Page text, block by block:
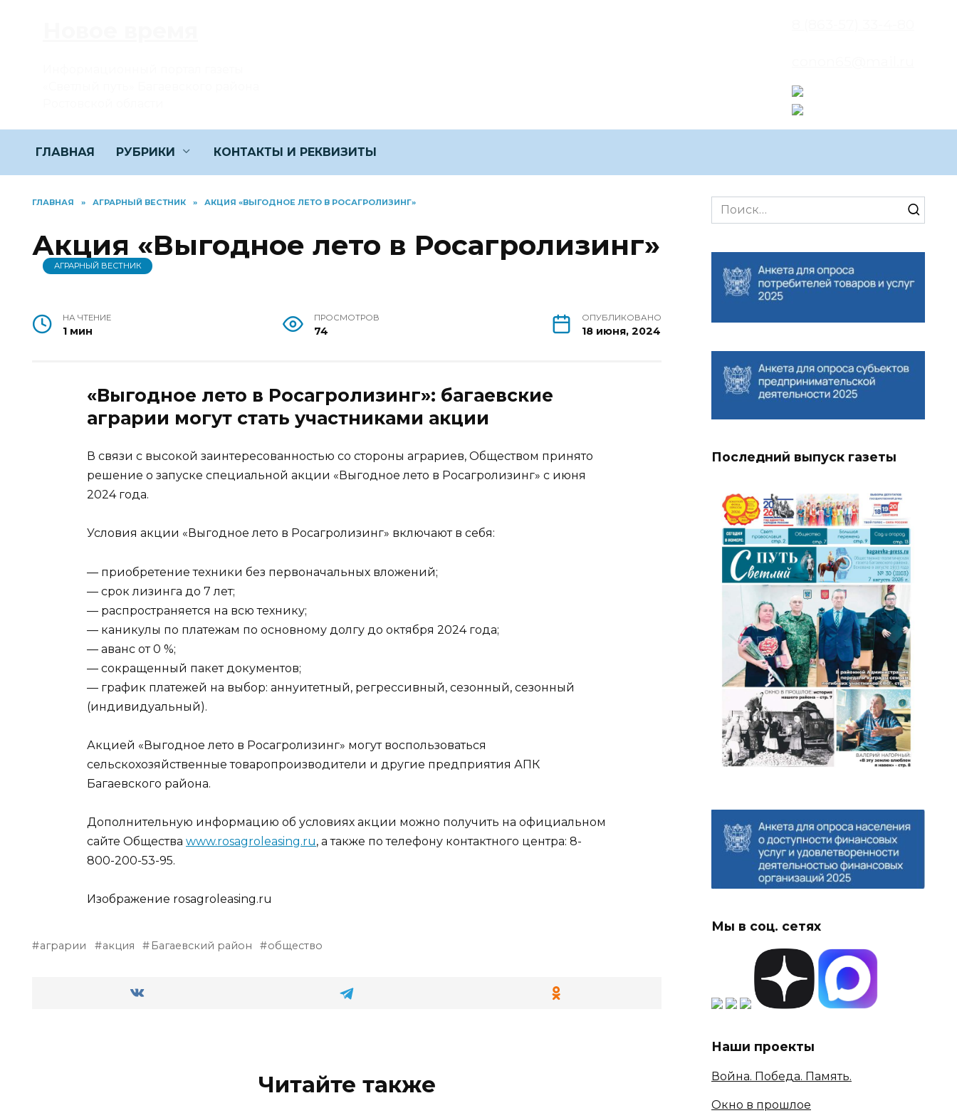
ГЛАВНАЯ РУБРИКИ КОНТАКТЫ И РЕКВИЗИТЫ
ГЛАВНАЯ » АГРАРНЫЙ ВЕСТНИК » АКЦИЯ «ВЫГОДНОЕ ЛЕТО В РОСАГРОЛИЗИНГ»
Акция «Выгодное лето в Росагролизинг»
АГРАРНЫЙ ВЕСТНИК
НА ЧТЕНИЕ
1 мин
ПРОСМОТРОВ
74
ОПУБЛИКОВАНО
18 июня, 2024
«Выгодное лето в Росагролизинг»: багаевские
аграрии могут стать участниками акции
В связи с высокой заинтересованностью со стороны аграриев, Обществом принято
решение о запуске специальной акции «Выгодное лето в Росагролизинг» с июня
2024 года.
Условия акции «Выгодное лето в Росагролизинг» включают в себя:
— приобретение техники без первоначальных вложений;
— срок лизинга до 7 лет;
— распространяется на всю технику;
— каникулы по платежам по основному долгу до октября 2024 года;
— аванс от 0 %;
— сокращенный пакет документов;
— график платежей на выбор: аннуитетный, регрессивный, сезонный, сезонный
(индивидуальный).
Акцией «Выгодное лето в Росагролизинг» могут воспользоваться
сельскохозяйственные товаропроизводители и другие предприятия АПК
Багаевского района.
Дополнительную информацию об условиях акции можно получить на официальном
сайте Общества www.rosagroleasing.ru, а также по телефону контактного центра: 8-
800-200-53-95.
Изображение rosagroleasing.ru
аграрии акция Багаевский район общество
Читайте также
Search
for:
Последний выпуск газеты
Мы в соц. сетях
Наши проекты
Война. Победа. Память.
Окно в прошлое